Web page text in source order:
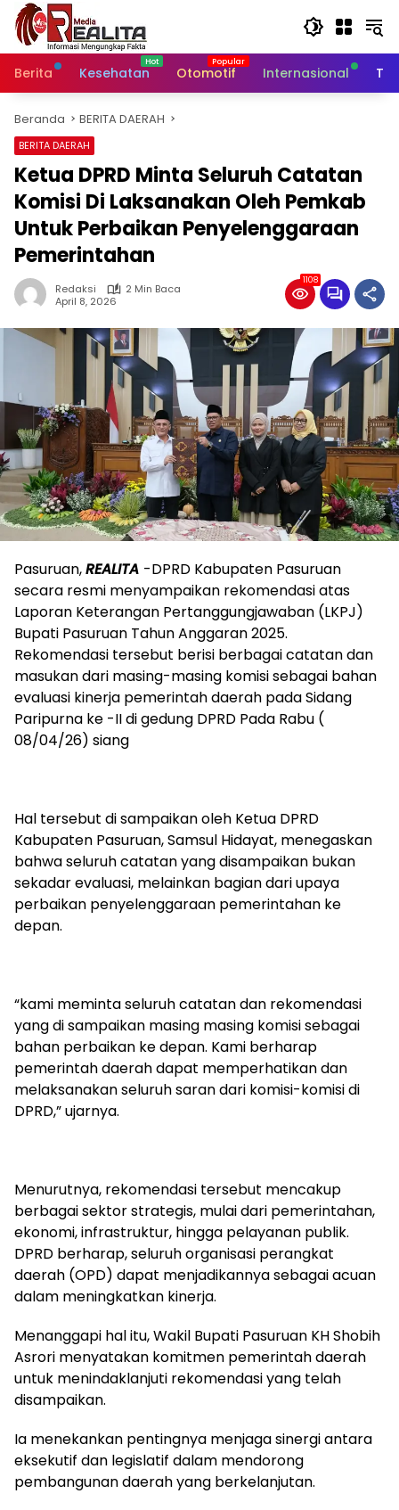
Langsung
konten
Berita
Kesehatan Otomotif Internasional
Beranda BERITA DAERAH
BERITA DAERAH
Ketua DPRD Minta Seluruh Catatan
Komisi Di Laksanakan Oleh Pemkab
Untuk Perbaikan Penyelenggaraan
Pemerintahan
Redaksi
2 Min Baca
April 8, 2026
1108
Pasuruan,REALITA -DPRD Kabupaten Pasuruan
secara resmi menyampaikan rekomendasi atas
Laporan Keterangan Pertanggungjawaban (LKPJ)
Bupati Pasuruan Tahun Anggaran 2025.
Rekomendasi tersebut berisi berbagai catatan dan
masukan dari masing-masing komisi sebagai bahan
evaluasi kinerja pemerintah daerah pada Sidang
Paripurna ke -II di gedung DPRD Pada Rabu (
08/04/26) siang
Hal tersebut di sampaikan oleh Ketua DPRD
Kabupaten Pasuruan, Samsul Hidayat, menegaskan
bahwa seluruh catatan yang disampaikan bukan
sekadar evaluasi, melainkan bagian dari upaya
perbaikan penyelenggaraan pemerintahan ke
depan.
“kami meminta seluruh catatan dan rekomendasi
yang di sampaikan masing masing komisi sebagai
bahan perbaikan ke depan. Kami berharap
pemerintah daerah dapat memperhatikan dan
melaksanakan seluruh saran dari komisi-komisi di
DPRD,” ujarnya.
Menurutnya, rekomendasi tersebut mencakup
berbagai sektor strategis, mulai dari pemerintahan,
ekonomi, infrastruktur, hingga pelayanan publik.
DPRD berharap, seluruh organisasi perangkat
daerah (OPD) dapat menjadikannya sebagai acuan
dalam meningkatkan kinerja.
Menanggapi hal itu, Wakil Bupati Pasuruan KH Shobih
Asrori menyatakan komitmen pemerintah daerah
untuk menindaklanjuti rekomendasi yang telah
disampaikan.
Ia menekankan pentingnya menjaga sinergi antara
eksekutif dan legislatif dalam mendorong
pembangunan daerah yang berkelanjutan.